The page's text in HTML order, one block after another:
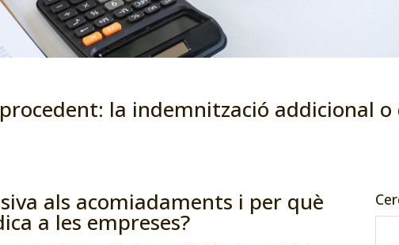
la indemnització addicional o
als acomiadaments i per què
a les empreses?